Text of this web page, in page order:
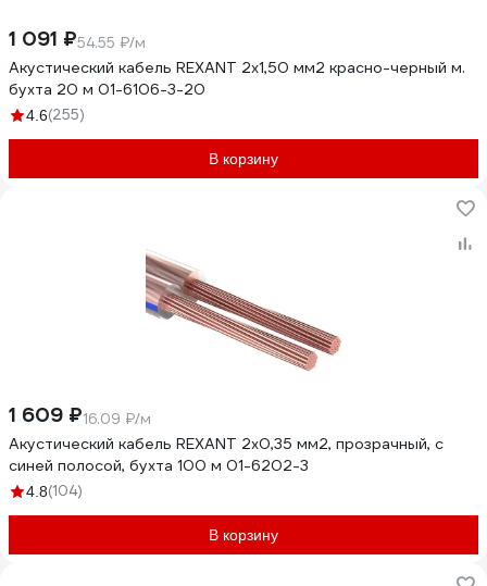
1 091 ₽54.55 ₽/м
Акустический кабель REXANT 2х1,50 мм2 красно-черный м.
бухта 20 м 01-6106-3-20
4.6(255)
В корзину
1 609 ₽16.09 ₽/м
Акустический кабель REXANT 2х0,35 мм2, прозрачный, с
синей полосой, бухта 100 м 01-6202-3
4.8(104)
В корзину